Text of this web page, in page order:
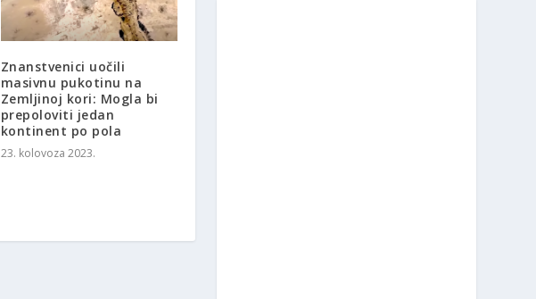
Znanstvenici uočili
masivnu pukotinu na
Zemljinoj kori: Mogla bi
prepoloviti jedan
kontinent po pola
23. kolovoza 2023.